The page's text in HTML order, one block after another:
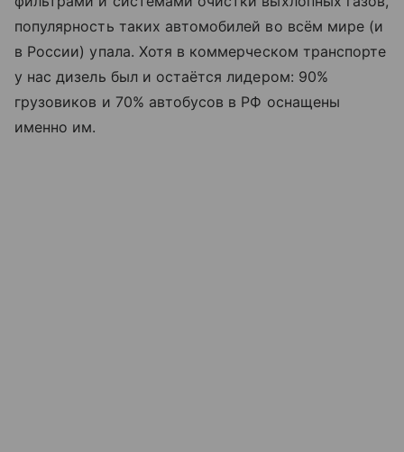
популярность таких автомобилей во всём мире (и
в России) упала. Хотя в коммерческом транспорте
у нас дизель был и остаётся лидером: 90%
грузовиков и 70% автобусов в РФ оснащены
именно им.